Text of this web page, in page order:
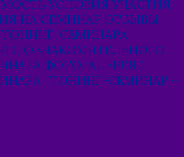
УСЛОВИЯ УЧАСТИЯ
НА СЕМИНАР ОТЗЫВЫ
СЕМИНАРА
С ОЗНАКОМИТЕЛЬНОГО
ФОТОГАЛЕРЕЯ С
ТОНИНГ-СЕМИНАР –